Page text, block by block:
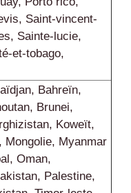
Saint-vincent-
Sainte-lucie,
et-tobago,
Bahreïn,
Brunei,
Koweït,
Mongolie, Myanmar
Oman,
Palestine,